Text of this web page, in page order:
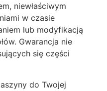
niewłaściwym
w czasie
lub modyfikacją
Gwarancja nie
się części
do Twojej